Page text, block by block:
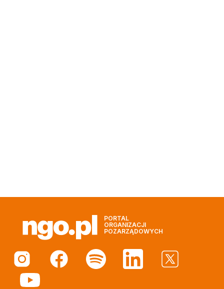
PORTAL
ORGANIZACJI
POZARZĄDOWYCH